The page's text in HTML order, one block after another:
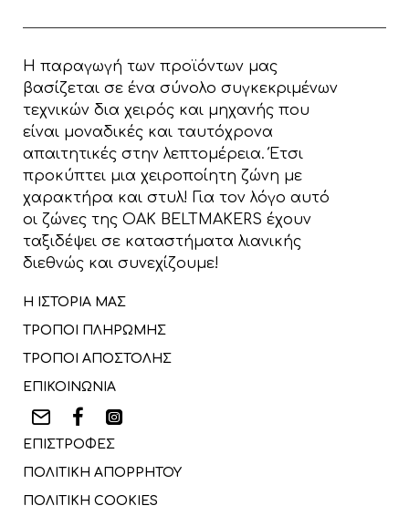
Η παραγωγή των προϊόντων μας
βασίζεται σε ένα σύνολο συγκεκριμένων
τεχνικών δια χειρός και μηχανής που
είναι μοναδικές και ταυτόχρονα
απαιτητικές στην λεπτομέρεια. Έτσι
προκύπτει μια χειροποίητη ζώνη με
χαρακτήρα και στυλ! Για τον λόγο αυτό
οι ζώνες της OAK BELTMAKERS έχουν
ταξιδέψει σε καταστήματα λιανικής
διεθνώς και συνεχίζουμε!
Η ΙΣΤΟΡΙΑ ΜΑΣ
ΤΡΟΠΟΙ ΠΛΗΡΩΜΗΣ
ΤΡΟΠΟΙ ΑΠΟΣΤΟΛΗΣ
ΕΠΙΚΟΙΝΩΝΙΑ
ΕΠΙΣΤΡΟΦΕΣ
ΠΟΛΙΤΙΚΗ ΑΠΟΡΡΗΤΟΥ
ΠΟΛΙΤΙΚΗ COOKIES